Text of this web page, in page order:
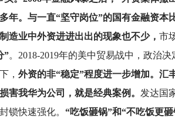
年。与一直“坚守岗位”的国有金融资本
造业中外资进进出出的现象也不少， 市
”。2018-2019年的美中贸易战中，政治
， 外资的非“稳定”程度进一步增加。汇
害我华为公司，就是经典案例。 发达国
锁快速强化。 “吃饭砸锅”和“不吃饭更